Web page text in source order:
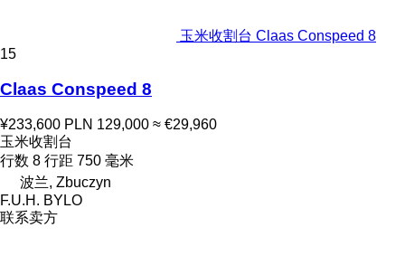
玉米收割台 Claas Conspeed 8
15
Claas Conspeed 8
¥233,600 PLN 129,000 ≈ €29,960
玉米收割台
行数 8 行距 750 毫米
波兰, Zbuczyn
F.U.H. BYLO
联系卖方